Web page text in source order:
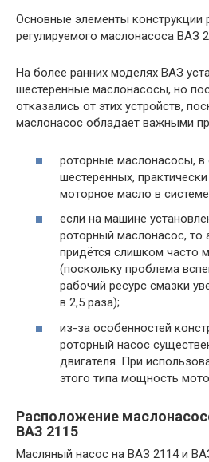
Основные элементы конструкции
регулируемого маслонасоса ВАЗ
На более ранних моделях ВАЗ
шестеренные маслонасосы, но
отказались от этих устройств,
маслонасос обладает важными
роторные маслонасосы, в
шестеренных,
моторное масло в
если на машине
роторный маслонасос, то
придётся слишком часто
(поскольку проблема
рабочий ресурс смазки
в 2,5 раза);
из-за особенностей
роторный насос
двигателя. При
этого типа мощность
Расположение
ВАЗ 2115
Масляный насос на ВАЗ 2114 и